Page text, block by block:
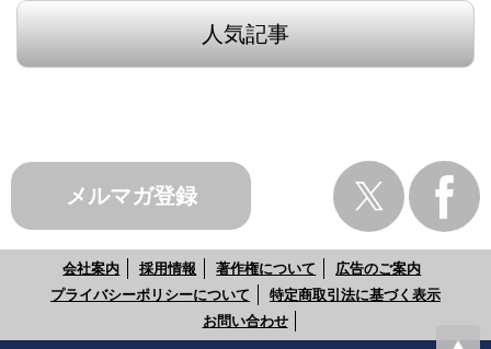
人気記事
メルマガ登録
会社案内 採用情報 著作権について
広告のご案内
プライバシーポリシーについて
特定商取引法に基づく表示
お問い合わせ